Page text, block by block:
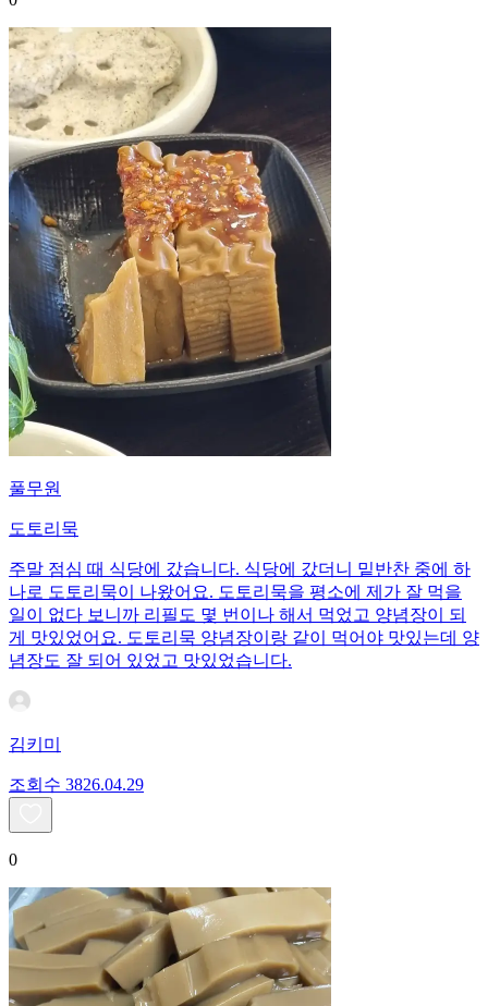
풀무원
도토리묵
주말 점심 때 식당에 갔습니다. 식당에 갔더니 밑반찬 중에 하
나로 도토리묵이 나왔어요. 도토리묵을 평소에 제가 잘 먹을
일이 없다 보니까 리필도 몇 번이나 해서 먹었고 양념장이 되
게 맛있었어요. 도토리묵 양념장이랑 같이 먹어야 맛있는데 양
념장도 잘 되어 있었고 맛있었습니다.
김키미
조회수 3826.04.29
0